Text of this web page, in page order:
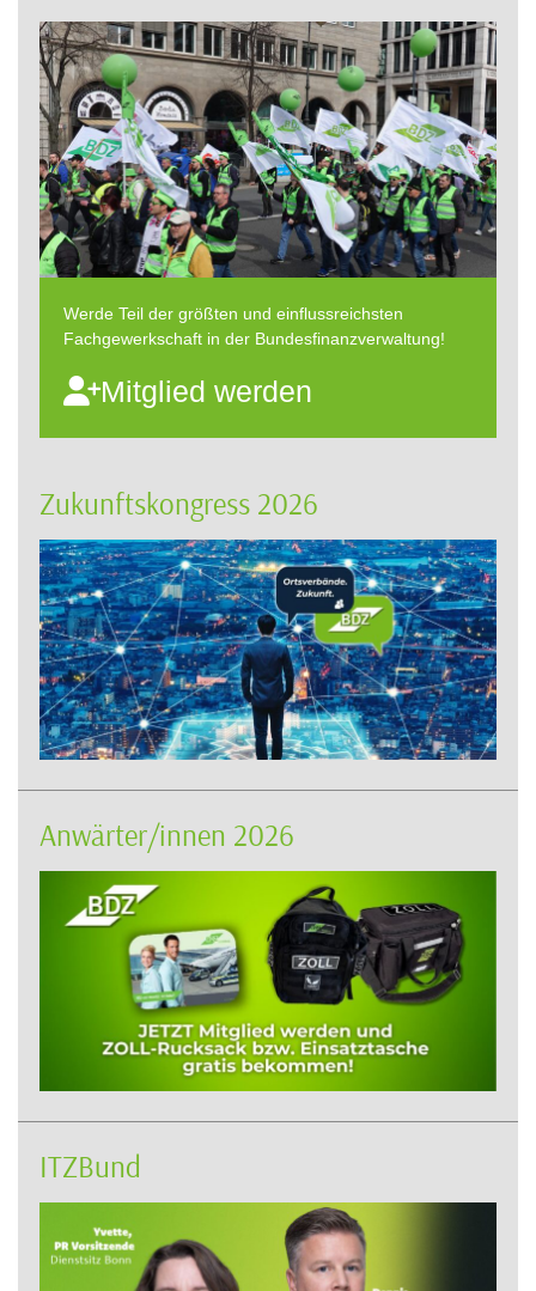
Werde Teil der größten und einflussreichsten
Fachgewerkschaft in der Bundesfinanzverwaltung!
Mitglied werden
Zukunftskongress 2026
Anwärter/innen 2026
ITZBund